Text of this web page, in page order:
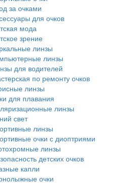
за очками
для очков
мода
зрение
линзы
линзы
для водителей
по ремонту очков
линзы
для плавания
линзы
свет
линзы
очки с диоптриями
линзы
детских очков
капли
очки